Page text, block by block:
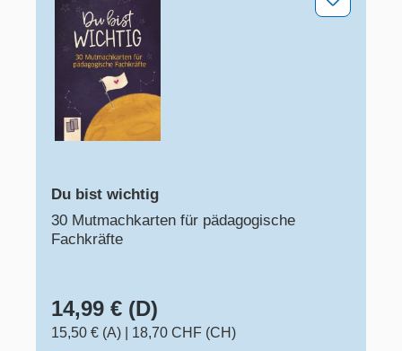
Du bist wichtig
30 Mutmachkarten für pädagogische
Fachkräfte
14,99 € (D)
15,50 € (A)
18,70 CHF (CH)